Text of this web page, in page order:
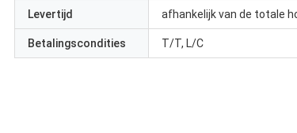
Levertijd afhankelijk van de totale
Betalingscondities T/T, L/C